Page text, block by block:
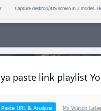
paste link playlist